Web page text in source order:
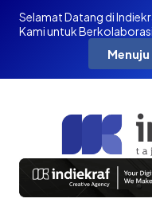
Selamat Datang di
Kami untuk